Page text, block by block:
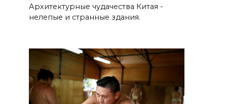
Архитектурные чудачества Китая -
нелепые и странные здания.